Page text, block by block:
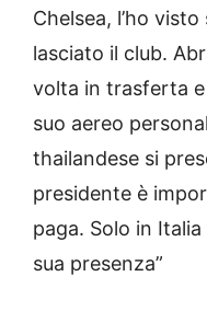
Chelsea, l’ho
lasciato il club.
volta in trasferta
suo aereo
thailandese si
presidente è
paga. Solo in
sua presenza”